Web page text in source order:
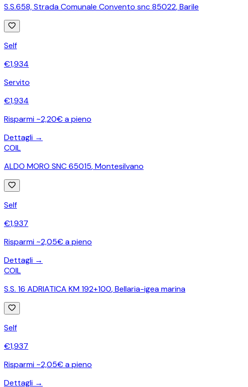
S.S.658, Strada Comunale Convento snc 85022,Barile
Self
€1,934
Servito
€1,934
Risparmi ~2,20€ a pieno
Dettagli →
COIL
ALDO MORO SNC 65015,Montesilvano
Self
€1,937
Risparmi ~2,05€ a pieno
Dettagli →
COIL
S.S. 16 ADRIATICA KM 192+100,Bellaria-igea marina
Self
€1,937
Risparmi ~2,05€ a pieno
Dettagli →